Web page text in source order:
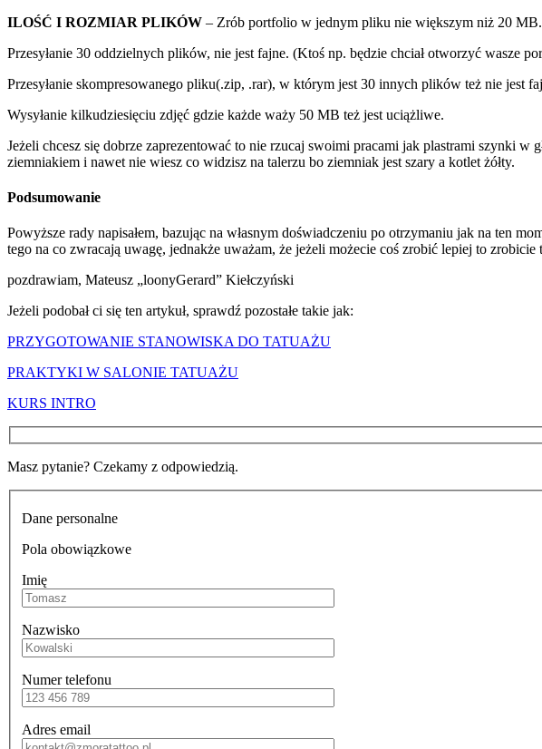
ILOŚĆ I ROZMIAR PLIKÓW – Zrób portfolio w jednym pliku nie większym niż 20 MB.
Przesyłanie 30 oddzielnych plików, nie jest fajne. (Ktoś np. będzie chciał otworzyć wasze
Przesyłanie skompresowanego pliku(.zip, .rar), w którym jest 30 innych plików też nie jest
Wysyłanie kilkudziesięciu zdjęć gdzie każde waży 50 MB też jest uciążliwe.
Jeżeli chcesz się dobrze zaprezentować to nie rzucaj swoimi pracami jak plastrami szynki w
ziemniakiem i nawet nie wiesz co widzisz na talerzu bo ziemniak jest szary a kotlet żółty.
Podsumowanie
Powyższe rady napisałem, bazując na własnym doświadczeniu po otrzymaniu jak na ten
tego na co zwracają uwagę, jednakże uważam, że jeżeli możecie coś zrobić lepiej to
pozdrawiam, Mateusz „loonyGerard” Kiełczyński
Jeżeli podobał ci się ten artykuł, sprawdź pozostałe takie jak:
PRZYGOTOWANIE STANOWISKA DO TATUAŻU
PRAKTYKI W SALONIE TATUAŻU
KURS INTRO
Masz pytanie? Czekamy z odpowiedzią.
Dane personalne
Pola obowiązkowe
Imię
Nazwisko
Numer telefonu
Adres email